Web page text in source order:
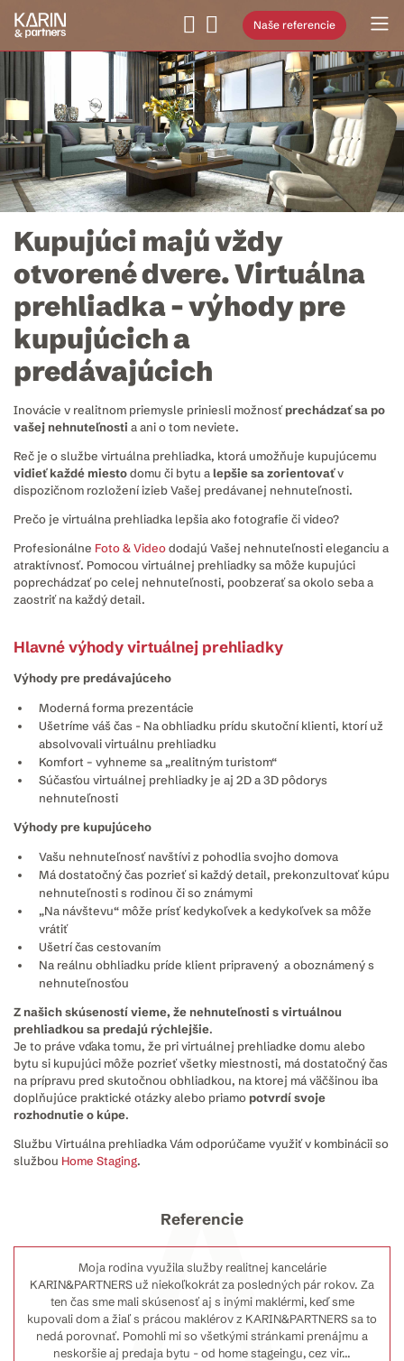
Naše referencie
Kupujúci majú vždy
otvorené dvere. Virtuálna
prehliadka – výhody pre
kupujúcich a
predávajúcich
Inovácie v realitnom priemysle priniesli možnosťprechádzať sa po
vašej nehnuteľnosti a ani o tom neviete.
Reč je o službe virtuálna prehliadka, ktorá umožňuje kupujúcemu
vidieť každé miestodomu či bytu alepšie sa zorientovaťv
dispozičnom rozložení izieb Vašej predávanej nehnuteľnosti.
Prečo je virtuálna prehliadka lepšia ako fotografie či video?
Profesionálne Foto & Videododajú Vašej nehnuteľnosti eleganciu a
atraktívnosť. Pomocou virtuálnej prehliadky sa môže kupujúci
poprechádzať po celej nehnuteľnosti, poobzerať sa okolo seba a
zaostriť na každý detail.
Hlavné výhody virtuálnej prehliadky
Výhody pre predávajúceho
Moderná forma prezentácie
Ušetríme váš čas - Na obhliadku prídu skutoční klienti, ktorí už
absolvovali virtuálnu prehliadku
Komfort – vyhneme sa „realitným turistom“
Súčasťou virtuálnej prehliadky je aj 2D a 3D pôdorys
nehnuteľnosti
Výhody pre kupujúceho
Vašu nehnuteľnosť navštívi z pohodlia svojho domova
Má dostatočný čas pozrieť si každý detail, prekonzultovať kúpu
nehnuteľnosti s rodinou či so známymi
„Na návštevu“ môže prísť kedykoľvek a kedykoľvek sa môže
vrátiť
Ušetrí čas cestovaním
Na reálnu obhliadku príde klient pripravený a oboznámený s
nehnuteľnosťou
Z našich skúseností vieme, že nehnuteľnosti s virtuálnou
prehliadkou sa predajú rýchlejšie.
Je to práve vďaka tomu, že pri virtuálnej prehliadke domu alebo
bytu si kupujúci môže pozrieť všetky miestnosti, má dostatočný čas
na prípravu pred skutočnou obhliadkou, na ktorej má väčšinou iba
doplňujúce praktické otázky alebo priamo potvrdí svoje
rozhodnutie o kúpe.
Službu Virtuálna prehliadka Vám odporúčame využiť v kombinácii so
službou Home Staging.
Referencie
Moja rodina využila služby realitnej kancelárie
KARIN&PARTNERS už niekoľkokrát za posledných pár rokov. Za
ten čas sme mali skúsenosť aj s inými maklérmi, keď sme
kupovali dom a žiaľ s prácou maklérov z KARIN&PARTNERS sa to
nedá porovnať. Pomohli mi so všetkými stránkami prenájmu a
neskoršie aj predaja bytu - od home stageingu, cez vir...